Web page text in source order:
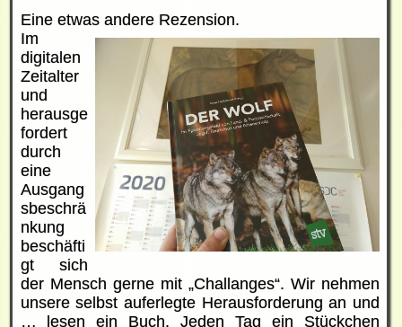
Eine etwas andere Rezension.
Im
digitalen
Zeitalter
und
herausge
fordert
durch
eine
Ausgang
sbeschrä
nkung
beschäfti
gt sich
der Mensch gerne mit „Challanges“. Wir nehmen
unsere selbst auferlegte Herausforderung an und
… lesen ein Buch. Jeden Tag ein Stückchen